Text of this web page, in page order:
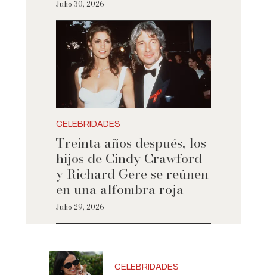
Julio 30, 2026
CELEBRIDADES
Treinta años después, los
hijos de Cindy Crawford
y Richard Gere se reúnen
en una alfombra roja
Julio 29, 2026
CELEBRIDADES